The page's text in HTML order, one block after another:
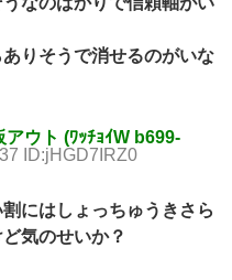
りそうで消せるのがいな
ウト (ﾜｯﾁｮｲW b699-
ID:jHGD7IRZ0
にはしょっちゅうきさら
気のせいか？